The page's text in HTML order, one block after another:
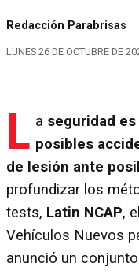
Redacción Parabrisas
LUNES 26 DE OCTUBRE DE
L a seguridad
posibles
de lesión ante
profundizar los
tests, Latin NCAP,
Vehículos Nuevos
anunció un